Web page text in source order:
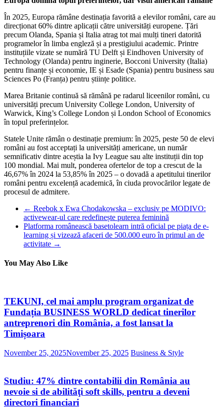
În 2025, Europa rămâne destinația favorită a elevilor români, care au
direcționat 60% dintre aplicații către universități europene. Țări
precum Olanda, Spania și Italia atrag tot mai mulți tineri datorită
programelor în limba engleză și a prestigiului academic. Printre
instituțiile vizate se numără TU Delft și Eindhoven University of
Technology (Olanda) pentru inginerie, Bocconi University (Italia)
pentru finanțe și economie, IE și Esade (Spania) pentru business sau
Sciences Po (Franța) pentru științe politice.
Marea Britanie continuă să rămână pe radarul liceenilor români, cu
universități precum University College London, University of
Warwick, King’s College London și London School of Economics
în topul preferințelor.
Statele Unite rămân o destinație premium: în 2025, peste 50 de elevi
români au fost acceptați la universități americane, un număr
semnificativ dintre aceștia la Ivy League sau alte instituții din top
100 mondial. Mai mult, ponderea ofertelor de top a crescut de la
46,67% în 2024 la 53,85% în 2025 – o dovadă a apetitului tinerilor
români pentru excelență academică, în ciuda provocărilor legate de
procesul de admitere.
← Reebok x Ewa Chodakowska – exclusiv pe MODIVO:
activewear-ul care redefinește puterea feminină
Platforma românească basetolearn intră oficial pe piața de e-
learning și vizează afaceri de 500.000 euro în primul an de
activitate →
You May Also Like
TEKUNI, cel mai amplu program organizat de
Fundația BUSINESS WORLD dedicat tinerilor
antreprenori din România, a fost lansat la
Timișoara
November 25, 2025November 25, 2025 Business & Style
Studiu: 47% dintre contabilii din România au
nevoie si de abilităţi soft skills, pentru a deveni
directori financiari